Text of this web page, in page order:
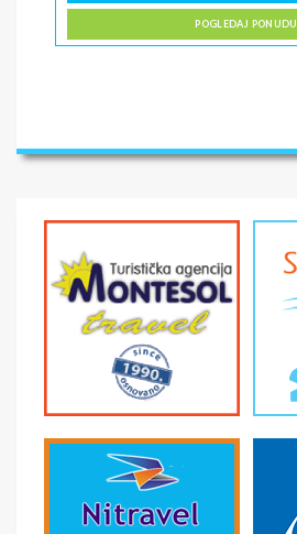
POGLEDAJ PONUDU